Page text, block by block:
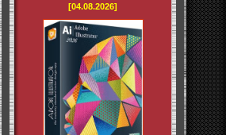
[04.08.2026]